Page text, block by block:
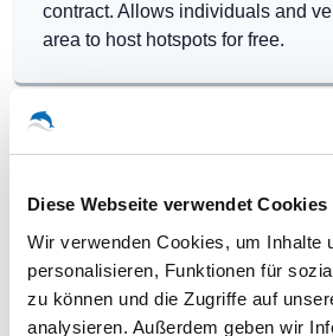
Diese Webseite verwendet Cookies
Wir verwenden Cookies, um Inhalte
personalisieren, Funktionen für
zu können und die Zugriffe auf
analysieren. Außerdem geben wir
contract. Allows individuals and
area to host hotspots for free.
Saale